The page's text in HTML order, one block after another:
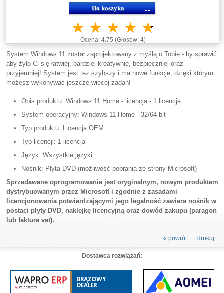
★ ★ ★ ★ ★
Ocena:4.75 (Głosów:4)
System Windows 11 został zaprojektowany z myślą o Tobie - by sprawić
aby żyło Ci się łatwiej, bardziej kreatywnie, bezpieczniej oraz
przyjemniej! System jest też szybszy i ma nowe funkcje, dzięki którym
możesz wykonywać jeszcze więcej zadań!
Opis produktu: Windows 11 Home - licencja - 1 licencja
System operacyjny: Windows 11 Home - 32/64-bit
Typ produktu: Licencja OEM
Typ licencji: 1 licencja
Język: Wszystkie języki
Nośnik: Płyta DVD (możliwość pobrania ze strony Microsoft)
Sprzedawane oprogramowanie jest oryginalnym, nowym produktem
dystrybuowanym przez Microsoft i zgodnie z zasadami
licencjonowania potwierdzającymi jego legalność zawiera nośnik w
postaci płyty DVD, naklejkę licencyjną oraz dowód zakupu (paragon
lub faktura vat).
drukuj
« powrót
Dostawca rozwiązań: